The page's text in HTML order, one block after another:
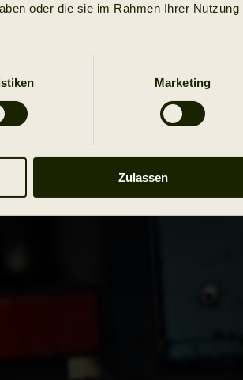
oder die sie im Rahmen Ihrer Nutzung
Marketing
Zulassen